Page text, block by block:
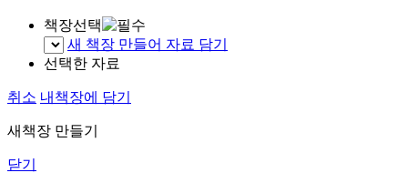
책장선택
새 책장 만들어 자료 담기
선택한 자료
취소 내책장에 담기
새책장 만들기
닫기